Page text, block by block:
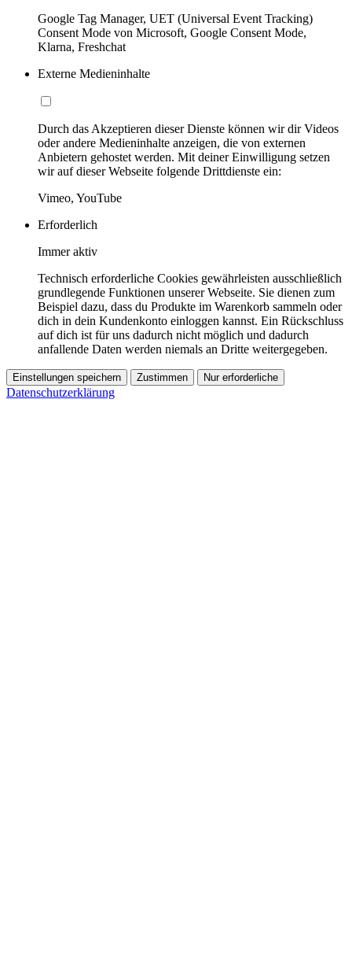
Google Tag Manager, UET (Universal Event Tracking)
Consent Mode von Microsoft, Google Consent Mode,
Klarna, Freshchat
Externe Medieninhalte
Durch das Akzeptieren dieser Dienste können wir dir Videos
oder andere Medieninhalte anzeigen, die von externen
Anbietern gehostet werden. Mit deiner Einwilligung setzen
wir auf dieser Webseite folgende Drittdienste ein:
Vimeo, YouTube
Erforderlich
Immer aktiv
Technisch erforderliche Cookies gewährleisten ausschließlich
grundlegende Funktionen unserer Webseite. Sie dienen zum
Beispiel dazu, dass du Produkte im Warenkorb sammeln oder
dich in dein Kundenkonto einloggen kannst. Ein Rückschluss
auf dich ist für uns dadurch nicht möglich und dadurch
anfallende Daten werden niemals an Dritte weitergegeben.
Einstellungen speichern Zustimmen Nur erforderliche
Datenschutzerklärung